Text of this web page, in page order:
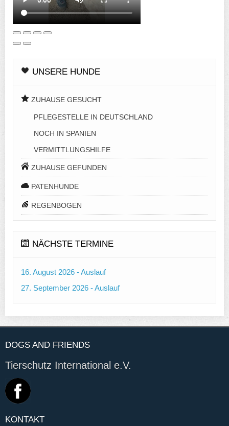
UNSERE HUNDE
ZUHAUSE GESUCHT
PFLEGESTELLE IN DEUTSCHLAND
NOCH IN SPANIEN
VERMITTLUNGSHILFE
ZUHAUSE GEFUNDEN
PATENHUNDE
REGENBOGEN
NÄCHSTE TERMINE
16. August 2026 - Auslauf
27. September 2026 - Auslauf
DOGS AND FRIENDS
Tierschutz International e.V.
KONTAKT